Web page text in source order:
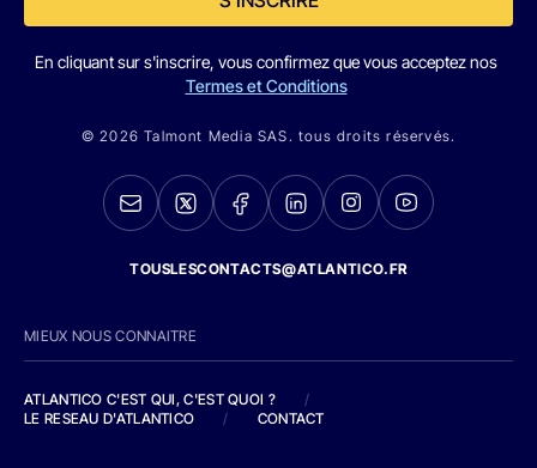
En cliquant sur s'inscrire, vous confirmez que vous acceptez nos
Termes et Conditions
© 2026 Talmont Media SAS. tous droits réservés.
TOUSLESCONTACTS@ATLANTICO.FR
MIEUX NOUS CONNAITRE
ATLANTICO C'EST QUI, C'EST QUOI ?
/
LE RESEAU D'ATLANTICO
/ CONTACT